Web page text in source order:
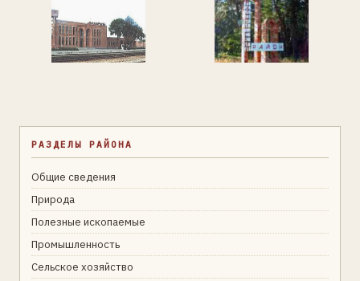
РАЗДЕЛЫ РАЙОНА
Общие сведения
Природа
Полезные ископаемые
Промышленность
Сельское хозяйство